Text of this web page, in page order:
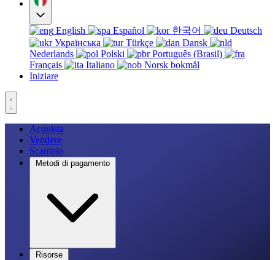
English Español 한국어
Deutsch
Українська
Türkçe
Dansk
Nederlands
Polski
Português (Brasil)
Français
Italiano
Norsk bokmål
Iniziare
Acquista
Vendere
Scambio
Metodi di pagamento
Risorse